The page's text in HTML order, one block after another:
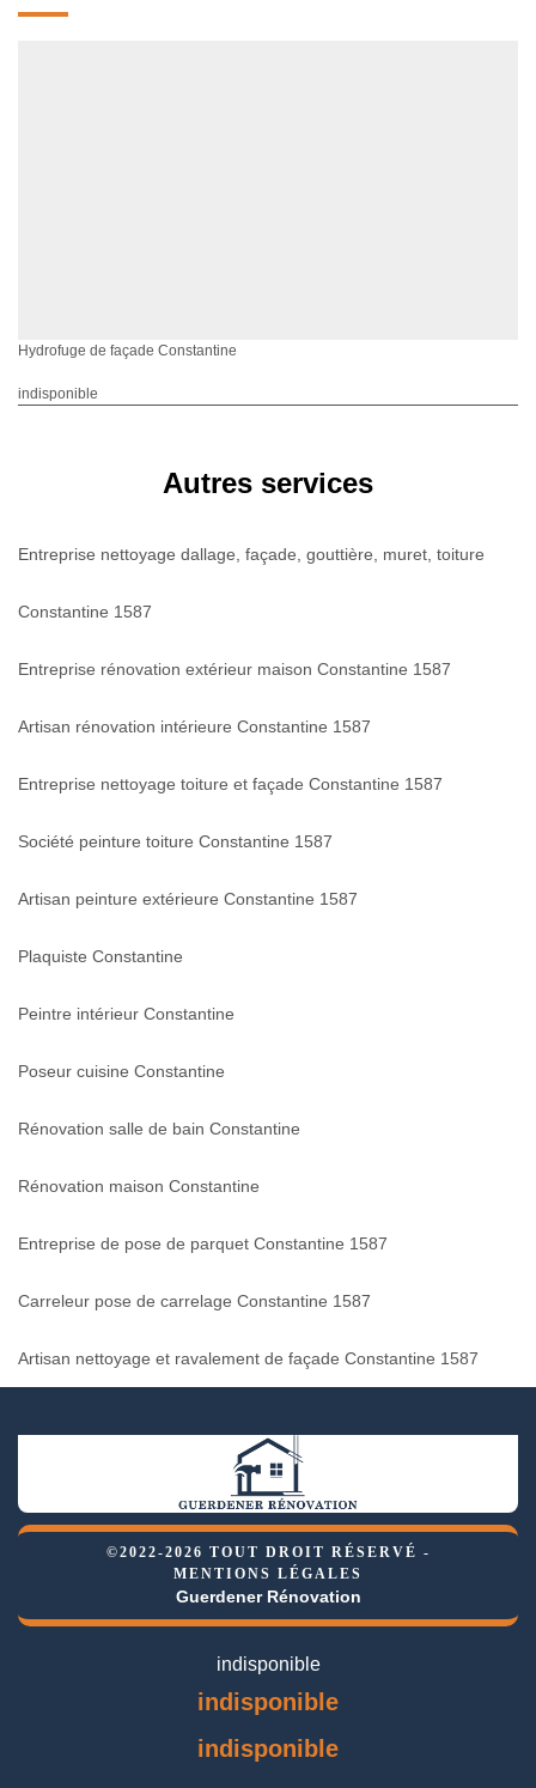
Hydrofuge de façade Constantine
indisponible
Autres services
Entreprise nettoyage dallage, façade, gouttière, muret, toiture
Constantine 1587
Entreprise rénovation extérieur maison Constantine 1587
Artisan rénovation intérieure Constantine 1587
Entreprise nettoyage toiture et façade Constantine 1587
Société peinture toiture Constantine 1587
Artisan peinture extérieure Constantine 1587
Plaquiste Constantine
Peintre intérieur Constantine
Poseur cuisine Constantine
Rénovation salle de bain Constantine
Rénovation maison Constantine
Entreprise de pose de parquet Constantine 1587
Carreleur pose de carrelage Constantine 1587
Artisan nettoyage et ravalement de façade Constantine 1587
©2022-2026 TOUT DROIT RÉSERVÉ -
MENTIONS LÉGALES
Guerdener Rénovation
indisponible
indisponible
indisponible